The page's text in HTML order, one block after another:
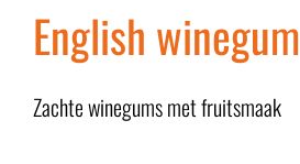
English winegum
Zachte winegums met fruitsmaak